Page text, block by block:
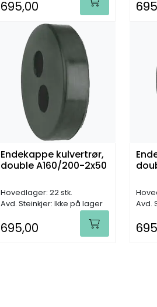
695,00
Endekappe kulvertrør,
double A160/200-2x50
Hovedlager: 22 stk.
Avd. Steinkjer: Ikke på lager
695,00
Avd.